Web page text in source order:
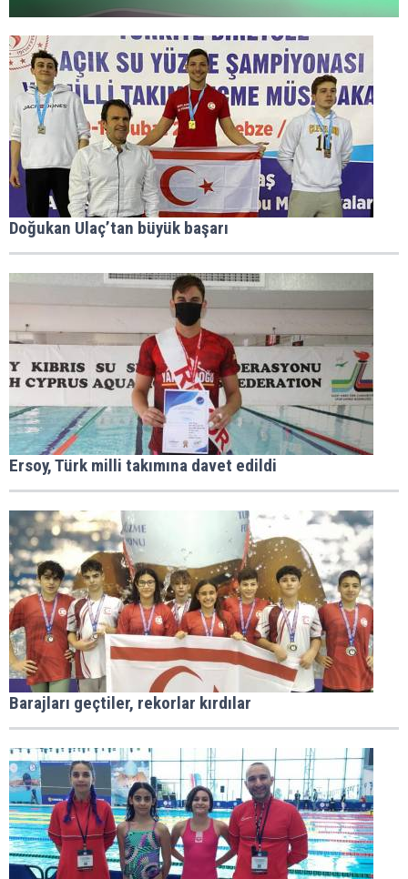
Doğukan Ulaç’tan büyük başarı
Ersoy, Türk milli takımına davet edildi
Barajları geçtiler, rekorlar kırdılar